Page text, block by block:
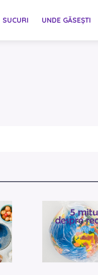
SUCURI UNDE GĂSEȘTI